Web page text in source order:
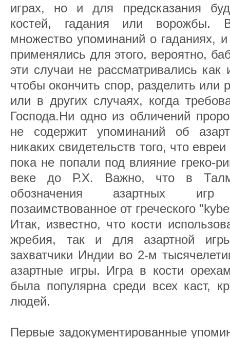
играх, но и для предсказания
костей, гадания или ворожбы.
множество упоминаний о гаданиях,
применялись для этого, вероятно,
эти случаи не рассматривались
чтобы окончить спор, разделить или
или в других случаях, когда
Господа.Ни одно из обличений
не содержит упоминаний об
никаких свидетельств того, что
пока не попали под влияние греко-
веке до Р.Х. Важно, что в
обозначения азартных
позаимствованное от греческого
Итак, известно, что кости
жребия, так и для азартной
захватчики Индии во 2-м
азартные игры. Игра в кости
была популярна среди всех каст,
людей.
Первые задокументированные